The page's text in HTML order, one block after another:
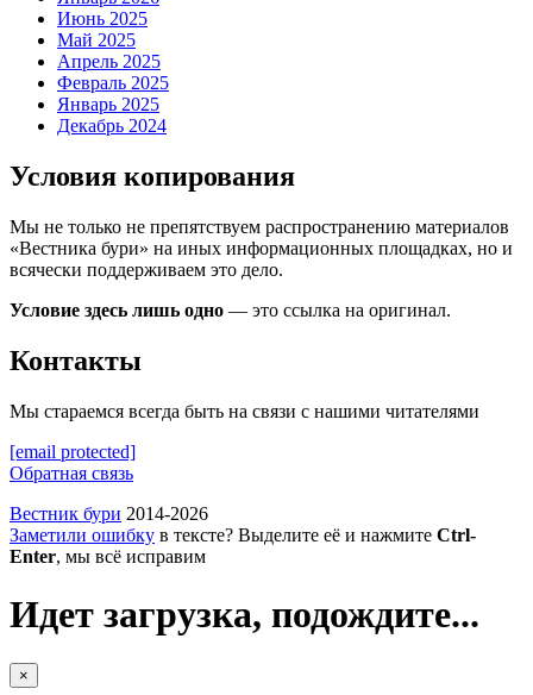
Июнь 2025
Май 2025
Апрель 2025
Февраль 2025
Январь 2025
Декабрь 2024
Условия копирования
Мы не только не препятствуем распространению материалов
«Вестника бури» на иных информационных площадках, но и
всячески поддерживаем это дело.
Условие здесь лишь одно — это ссылка на оригинал.
Контакты
Мы стараемся всегда быть на связи с нашими читателями
[email protected]
Обратная связь
Вестник бури 2014-2026
Заметили ошибку в тексте? Выделите её и нажмите Ctrl-
Enter, мы всё исправим
Идет загрузка, подождите...
×